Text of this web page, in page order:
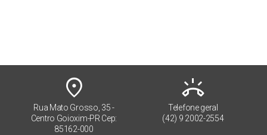
place
Rua Mato Grosso, 35 -
Centro Goioxim-PR Cep:
85162-000
ring_volume
Telefone geral
(42) 9 2002-2554